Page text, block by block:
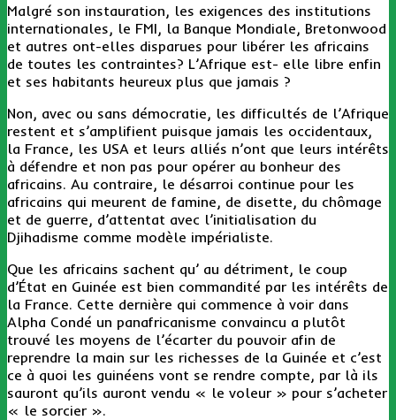
Malgré son instauration, les exigences des institutions
internationales, le FMI, la Banque Mondiale, Bretonwood
et autres ont-elles disparues pour libérer les africains
de toutes les contraintes? L’Afrique est- elle libre enfin
et ses habitants heureux plus que jamais ?
Non, avec ou sans démocratie, les difficultés de l’Afrique
restent et s’amplifient puisque jamais les occidentaux,
la France, les USA et leurs alliés n’ont que leurs intérêts
à défendre et non pas pour opérer au bonheur des
africains. Au contraire, le désarroi continue pour les
africains qui meurent de famine, de disette, du chômage
et de guerre, d’attentat avec l’initialisation du
Djihadisme comme modèle impérialiste.
Que les africains sachent qu’ au détriment, le coup
d’État en Guinée est bien commandité par les intérêts de
la France. Cette dernière qui commence à voir dans
Alpha Condé un panafricanisme convaincu a plutôt
trouvé les moyens de l’écarter du pouvoir afin de
reprendre la main sur les richesses de la Guinée et c’est
ce à quoi les guinéens vont se rendre compte, par là ils
sauront qu’ils auront vendu « le voleur » pour s’acheter
« le sorcier ».